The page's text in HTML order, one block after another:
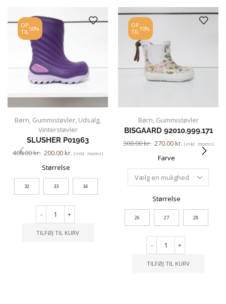
OP
TIL50%
Børn, Gummistøvler, Udsalg,
Vinterstøvler
SLUSHER P01963
400.00kr. 200.00kr. (inkl. moms)
Størrelse
32 33 34
- +
TILFØJ TIL KURV
OP
TIL10%
Børn, Gummistøvler
BISGAARD 92010.999.171
300.00kr. 270.00kr. (inkl. moms)
Farve
Størrelse
26 27 28
- +
TILFØJ TIL KURV